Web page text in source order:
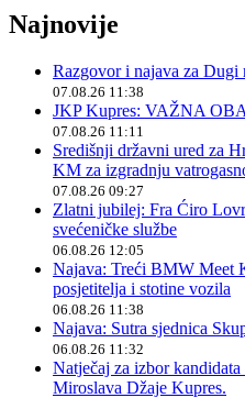
Najnovije
Razgovor i najava za Dugi
07.08.26 11:38
JKP Kupres: VAŽNA
07.08.26 11:11
Središnji državni ured za
KM za izgradnju
07.08.26 09:27
Zlatni jubilej: Fra Ćiro
svećeničke službe
06.08.26 12:05
Najava: Treći BMW Meet
posjetitelja i stotine vozila
06.08.26 11:38
Najava: Sutra sjednica
06.08.26 11:32
Natječaj za izbor
Miroslava Džaje Kupres.